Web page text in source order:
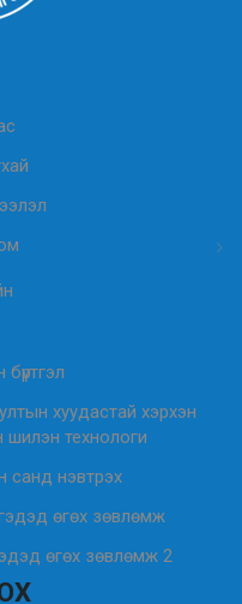
хуудастай хэрхэн
технологи
санд нэвтрэх
өгөх зөвлөмж
өгөх зөвлөмж 2